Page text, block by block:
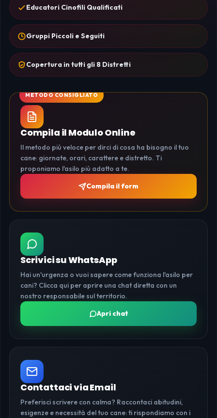
Educatori Cinofili Qualificati
Gruppi Piccoli e Seguiti
Copertura in tutti gli 8 Distretti
Compila il Modulo Online
Il metodo più veloce per dirci di cosa ha bisogno il tuo
cane: giornate, orari, carattere e distretto. Ti
proponiamo l'asilo più adatto a te.
Compila il form
Scrivici su WhatsApp
Hai un'urgenza o vuoi sapere come funziona l'asilo per
cani? Clicca qui per aprire una chat diretta con un
nostro responsabile sul territorio.
Apri chat
Contattaci via Email
Preferisci scrivere con calma? Raccontaci abitudini,
esigenze e necessità del tuo cane: ti rispondiamo con i